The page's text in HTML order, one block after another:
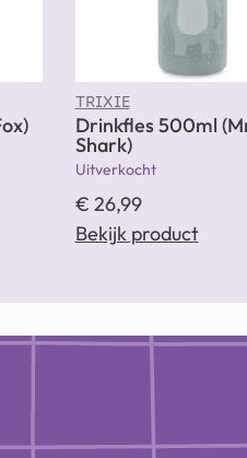
TRIXIE
Drinkfles 500ml
Shark)
Uitverkocht
€ 26,99
Bekijk product